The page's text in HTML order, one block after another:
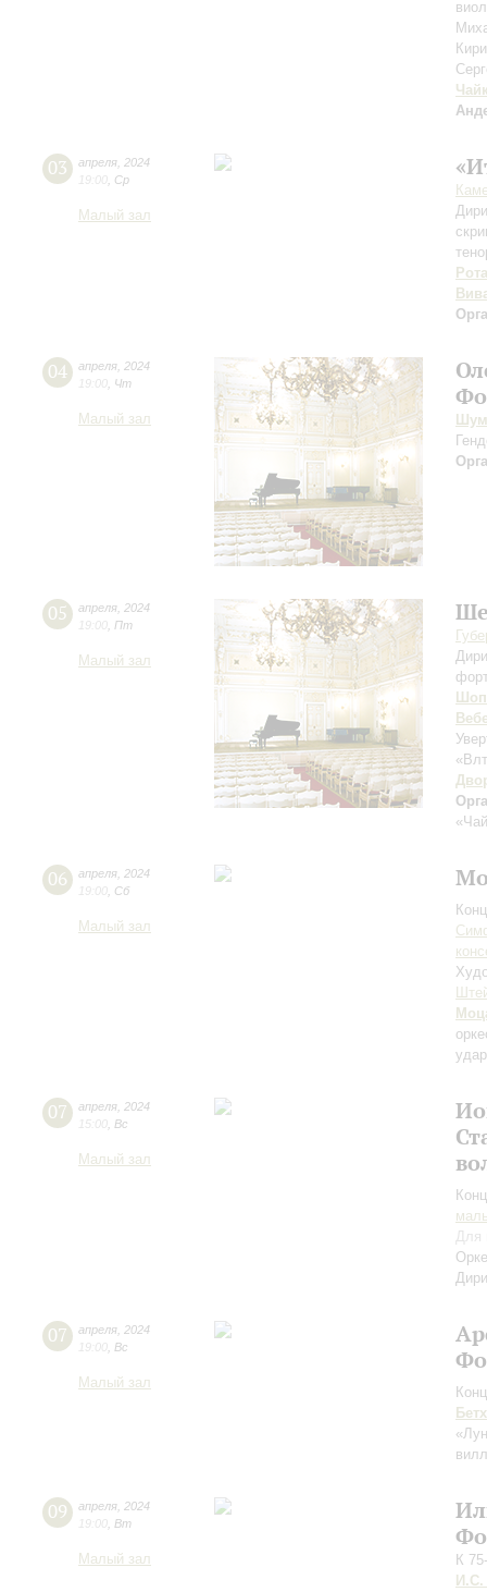
03 апреля 2024
19:00 Ср
Малый зал
Рота
04 апреля 2024
19:00 Чт
Малый зал
05 апреля 2024
19:00 Пт
Малый зал
06 апреля 2024
19:00 Сб
Малый зал
07 апреля 2024
15:00 Вс
Малый зал
Для
07 апреля 2024
19:00 Вс
Малый зал
09 апреля 2024
19:00 Вт
Малый зал
К
И.С.